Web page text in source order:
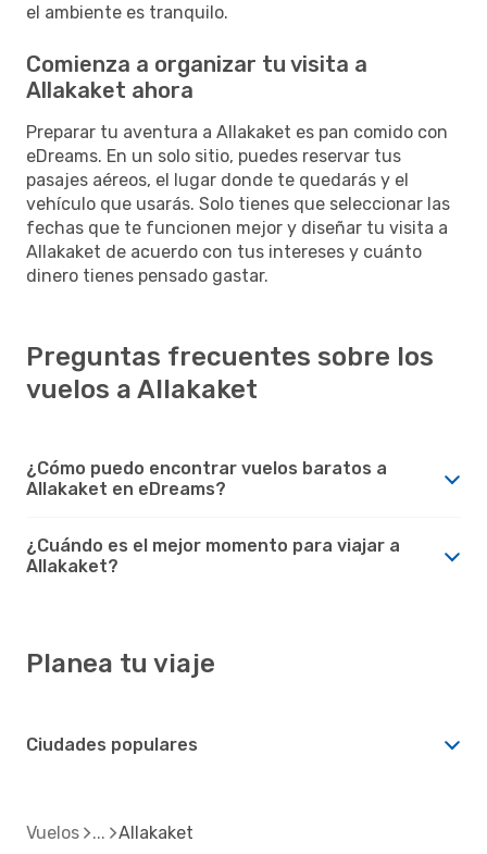
el ambiente es tranquilo.
Comienza a organizar tu visita a
Allakaket ahora
Preparar tu aventura a Allakaket es pan comido con
eDreams. En un solo sitio, puedes reservar tus
pasajes aéreos, el lugar donde te quedarás y el
vehículo que usarás. Solo tienes que seleccionar las
fechas que te funcionen mejor y diseñar tu visita a
Allakaket de acuerdo con tus intereses y cuánto
dinero tienes pensado gastar.
Preguntas frecuentes sobre los
vuelos a Allakaket
¿Cómo puedo encontrar vuelos baratos a
Allakaket en eDreams?
¿Cuándo es el mejor momento para viajar a
Allakaket?
Planea tu viaje
Ciudades populares
Vuelos Allakaket